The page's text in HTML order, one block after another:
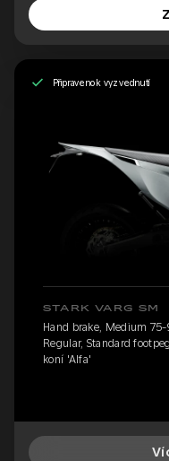
Připraveno k vyzvednutí
STARK VARG SM
Hand brake, Medium 75-
Regular, Standard
koní 'Alfa'